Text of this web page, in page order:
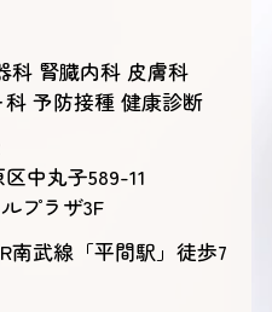
科 腎臓内科 皮膚科
科 予防接種 健康診断
中丸子589-11
プラザ3F
南武線「平間駅」徒歩7